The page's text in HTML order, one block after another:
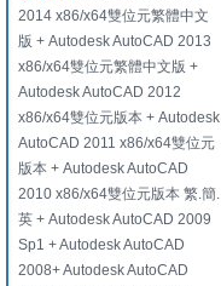
2014 x86/x64雙位元繁體中文
版 + Autodesk AutoCAD 2013
x86/x64雙位元繁體中文版 +
Autodesk AutoCAD 2012
x86/x64雙位元版本 + Autodesk
AutoCAD 2011 x86/x64雙位元
版本 + Autodesk AutoCAD
2010 x86/x64雙位元版本 繁.簡.
英 + Autodesk AutoCAD 2009
Sp1 + Autodesk AutoCAD
2008+ Autodesk AutoCAD